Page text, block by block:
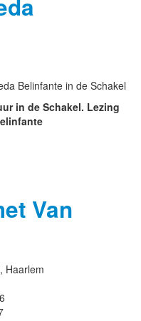
Belinfante in de Schakel
in de Schakel. Lezing
Van
Haarlem